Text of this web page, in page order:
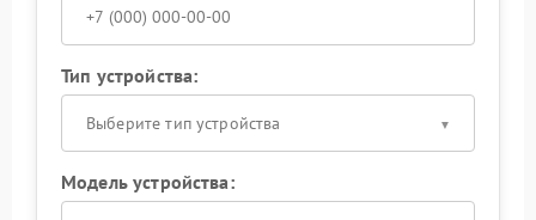
Тип устройства:
Выберите тип устройства
Модель устройства: